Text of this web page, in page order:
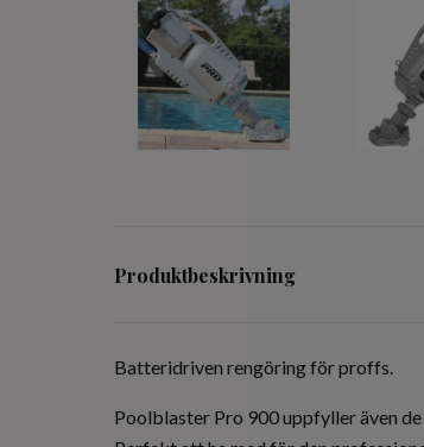
Produktbeskrivning
Batteridriven rengöring för proffs.
Poolblaster Pro 900 uppfyller även